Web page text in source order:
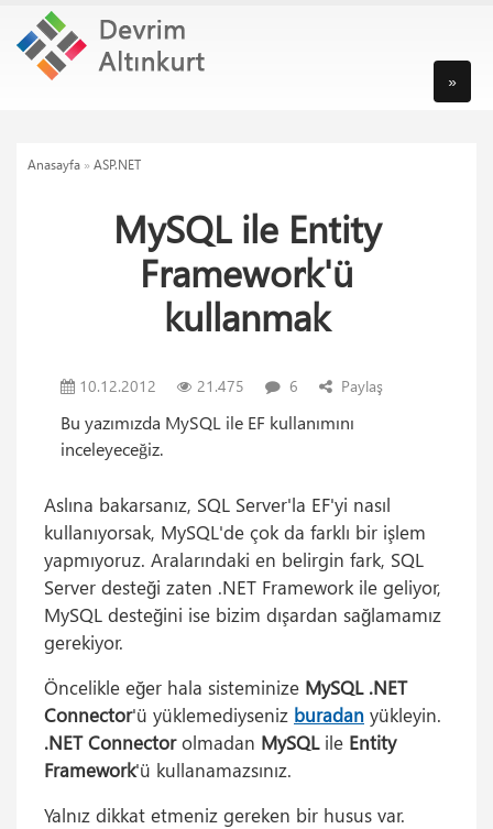
»
Anasayfa » ASP.NET
MySQL ile Entity
Framework'ü
kullanmak
10.12.2012 21.475 6 Paylaş
Bu yazımızda MySQL ile EF kullanımını
inceleyeceğiz.
Aslına bakarsanız, SQL Server'la EF'yi nasıl
kullanıyorsak, MySQL'de çok da farklı bir işlem
yapmıyoruz. Aralarındaki en belirgin fark, SQL
Server desteği zaten .NET Framework ile geliyor,
MySQL desteğini ise bizim dışardan sağlamamız
gerekiyor.
Öncelikle eğer hala sisteminize MySQL .NET
Connector'ü yüklemediyseniz buradan yükleyin.
.NET Connectorolmadan MySQL ile Entity
Framework'ü kullanamazsınız.
Yalnız dikkat etmeniz gereken bir husus var.